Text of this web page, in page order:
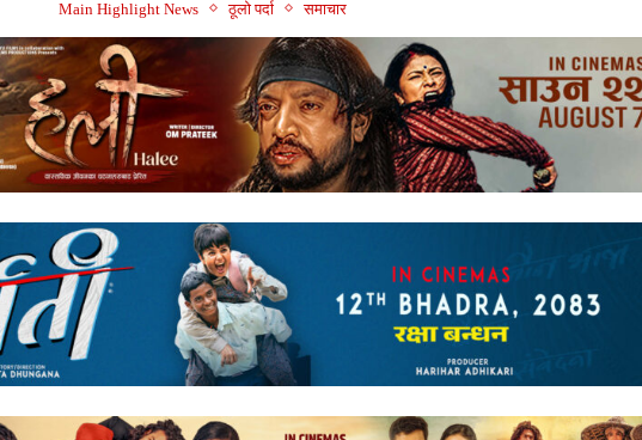
Main Highlight News ठूलो पर्दा समाचार